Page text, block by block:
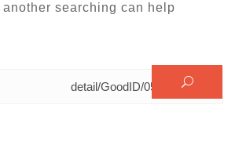
another searching can help.
البحث عن: